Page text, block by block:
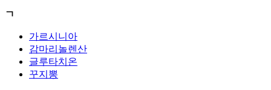
ㄱ
가르시니아
감마리놀렌산
글루타치온
꾸지뽕